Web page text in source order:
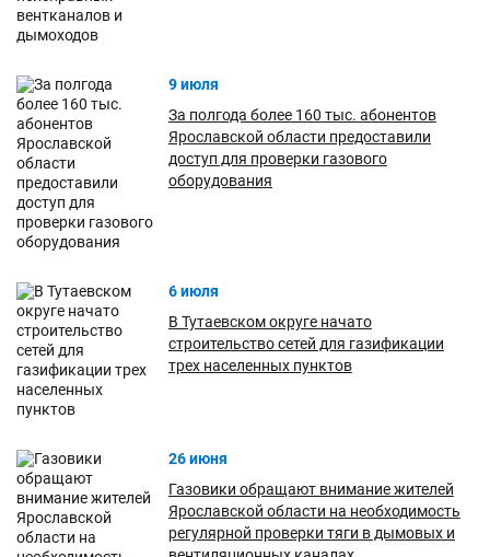
9 июля
За полгода более 160 тыс. абонентов
Ярославской области предоставили
доступ для проверки газового
оборудования
6 июля
В Тутаевском округе начато
строительство сетей для газификации
трех населенных пунктов
26 июня
Газовики обращают внимание жителей
Ярославской области на необходимость
регулярной проверки тяги в дымовых и